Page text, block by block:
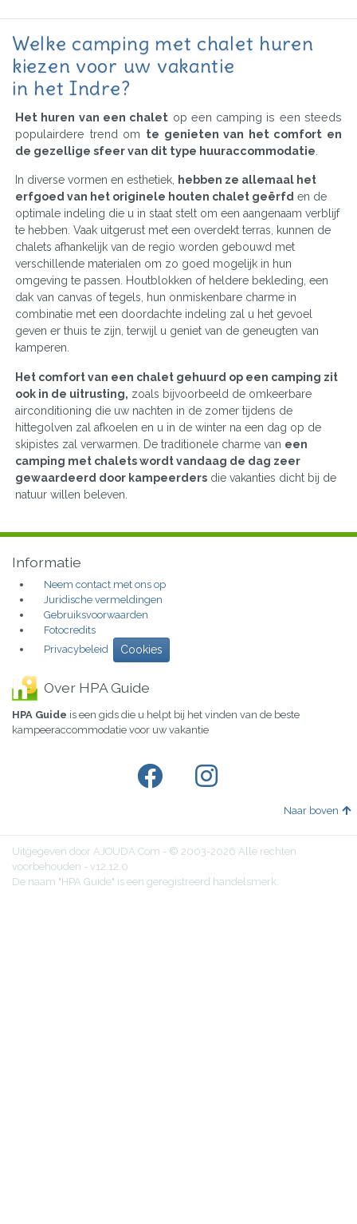
Welke camping met chalet huren
kiezen voor uw vakantie
in het Indre?
Het huren van een chalet op een camping is een steeds
populairdere trend om te genieten van het comfort en
de gezellige sfeer van dit type huuraccommodatie
In diverse vormen en esthetiek,
hebben ze allemaal het
erfgoed van het originele houten chalet geërfd en de
optimale indeling die u in staat stelt om een aangenaam verblijf
te hebben. Vaak uitgerust met een overdekt terras, kunnen de
chalets afhankelijk van de regio worden gebouwd met
verschillende materialen om zo goed mogelijk in hun
omgeving te passen. Houtblokken of heldere bekleding, een
dak van canvas of tegels, hun onmiskenbare charme in
combinatie met een doordachte indeling zal u het gevoel
geven er thuis te zijn, terwijl u geniet van de geneugten van
kamperen.
Het comfort van een chalet gehuurd op een camping zit
ook in de uitrusting, zoals bijvoorbeeld de omkeerbare
airconditioning die uw nachten in de zomer tijdens de
hittegolven zal afkoelen en u in de winter na een dag op de
skipistes zal verwarmen. De traditionele charme van een
camping met chalets wordt vandaag de dag zeer
gewaardeerd door kampeerders die vakanties dicht bij de
natuur willen beleven.
Informatie
Neem contact met ons op
Juridische vermeldingen
Gebruiksvoorwaarden
Fotocredits
Privacybeleid
Cookies
Over HPA Guide
HPA Guide is een gids die u helpt bij het vinden van de beste
kampeeraccommodatie voor uw vakantie
Naar boven
Uitgegeven door AJOUDA.Com - © 2003-2026 Alle rechten
voorbehouden - v12.12.0
De naam "HPA Guide" is een geregistreerd handelsmerk.